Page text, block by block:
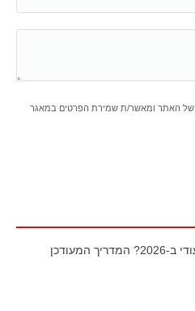
של האתר ומאשר/ת שמירת הפרטים במאגר
מה קורה לביטוח הסיעודי ב-2026? המדריך המעודכן